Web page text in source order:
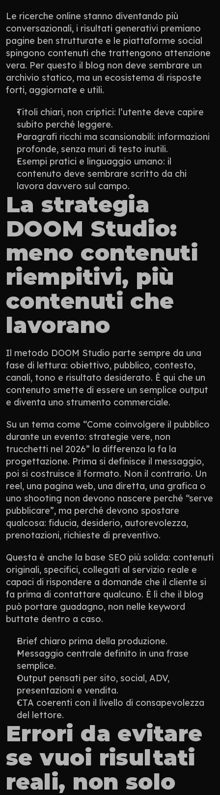
Le ricerche online stanno diventando più
conversazionali, i risultati generativi premiano
pagine ben strutturate e le piattaforme social
spingono contenuti che trattengono attenzione
vera. Per questo il blog non deve sembrare un
archivio statico, ma un ecosistema di risposte
forti, aggiornate e utili.
Titoli chiari, non criptici: l’utente deve capire
subito perché leggere.
Paragrafi ricchi ma scansionabili: informazioni
profonde, senza muri di testo inutili.
Esempi pratici e linguaggio umano: il
contenuto deve sembrare scritto da chi
lavora davvero sul campo.
La strategia
DOOM Studio:
meno contenuti
riempitivi, più
contenuti che
lavorano
Il metodo DOOM Studio parte sempre da una
fase di lettura: obiettivo, pubblico, contesto,
canali, tono e risultato desiderato. È qui che un
contenuto smette di essere un semplice output
e diventa uno strumento commerciale.
Su un tema come “Come coinvolgere il pubblico
durante un evento: strategie vere, non
trucchetti nel 2026” la differenza la fa la
progettazione. Prima si definisce il messaggio,
poi si costruisce il formato. Non il contrario. Un
reel, una pagina web, una diretta, una grafica o
uno shooting non devono nascere perché “serve
pubblicare”, ma perché devono spostare
qualcosa: fiducia, desiderio, autorevolezza,
prenotazioni, richieste di preventivo.
Questa è anche la base SEO più solida: contenuti
originali, specifici, collegati al servizio reale e
capaci di rispondere a domande che il cliente si
fa prima di contattare qualcuno. È lì che il blog
può portare guadagno, non nelle keyword
buttate dentro a caso.
Brief chiaro prima della produzione.
Messaggio centrale definito in una frase
semplice.
Output pensati per sito, social, ADV,
presentazioni e vendita.
CTA coerenti con il livello di consapevolezza
del lettore.
Errori da evitare
se vuoi risultati
reali, non solo